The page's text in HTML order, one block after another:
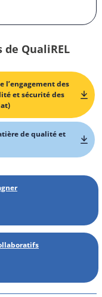
QualiREL
l’engagement des
et sécurité des
de qualité et